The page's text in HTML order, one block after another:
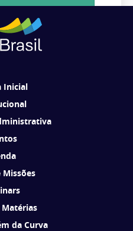
comunicações da ADIT
Inicial
Missões
da Curva